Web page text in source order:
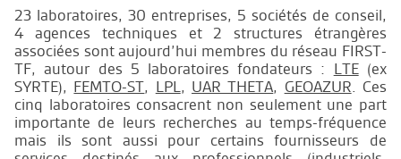
23 laboratoires, 30 entreprises, 5 sociétés de conseil,
4 agences techniques et 2 structures étrangères
associées sont aujourd’hui membres du réseau FIRST-
TF, autour des 5 laboratoires fondateurs : LTE(ex
SYRTE), FEMTO-ST, LPL, UAR THETA, GEOAZUR. Ces
cinq laboratoires consacrent non seulement une part
importante de leurs recherches au temps-fréquence
mais ils sont aussi pour certains fournisseurs de